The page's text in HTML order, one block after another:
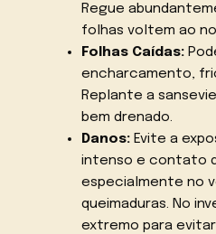
Regue
folhas voltem ao
Folhas Caídas:
encharcamento,
Replante a
bem drenado.
Danos:Evite a
intenso e contato
especialmente no
queimaduras. No
extremo para